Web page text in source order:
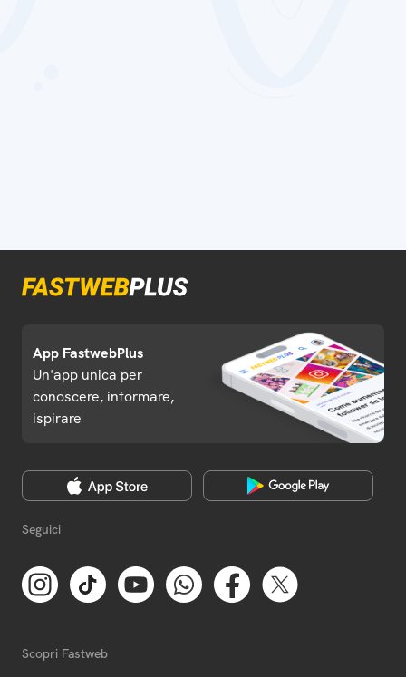
App FastwebPlus
Un'app unica per
conoscere, informare,
ispirare
Seguici
Scopri Fastweb